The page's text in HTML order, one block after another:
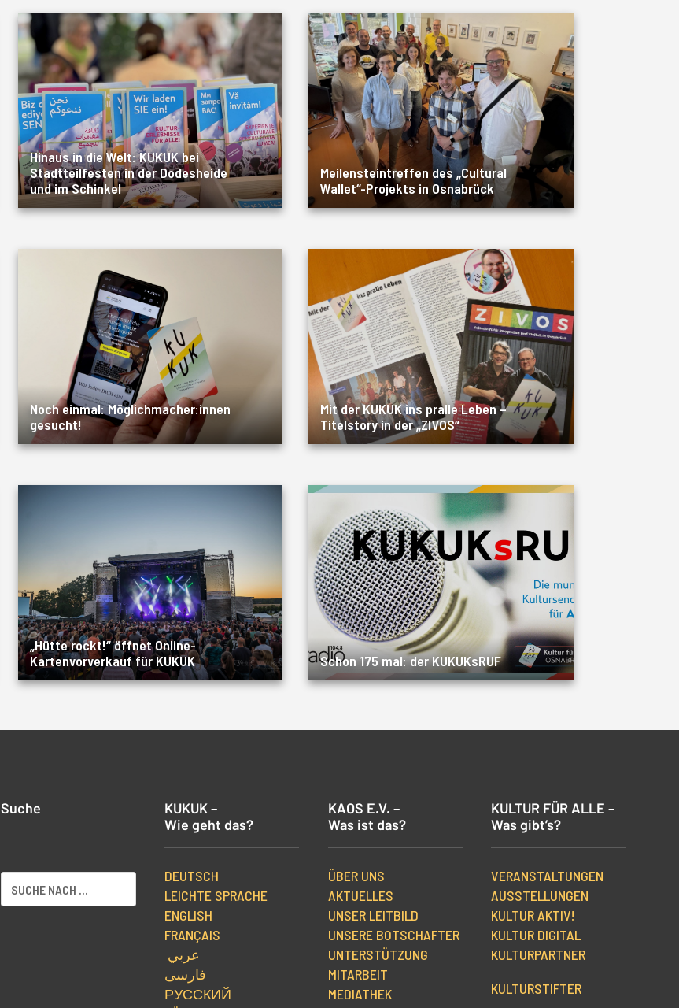
Hinaus in die Welt: KUKUK bei
Stadtteilfesten in der Dodesheide
und im Schinkel
Meilensteintreffen des „Cultural
Wallet“-Projekts in Osnabrück
Noch einmal: Möglichmacher:innen
gesucht!
Mit der KUKUK ins pralle Leben –
Titelstory in der „ZIVOS“
„Hütte rockt!“ öffnet Online-
Kartenvorverkauf für KUKUK
Schon 175 mal: der KUKUKsRUF
Suche
KUKUK –
Wie geht das?
DEUTSCH
LEICHTE SPRACHE
ENGLISH
FRANÇAIS
عربي
فارسی
РУССКИЙ
KAOS E.V. –
Was ist das?
ÜBER UNS
AKTUELLES
UNSER LEITBILD
UNSERE BOTSCHAFTER
UNTERSTÜTZUNG
MITARBEIT
MEDIATHEK
KULTUR FÜR ALLE –
Was gibt’s?
VERANSTALTUNGEN
AUSSTELLUNGEN
KULTUR AKTIV!
KULTUR DIGITAL
KULTURPARTNER
KULTURSTIFTER